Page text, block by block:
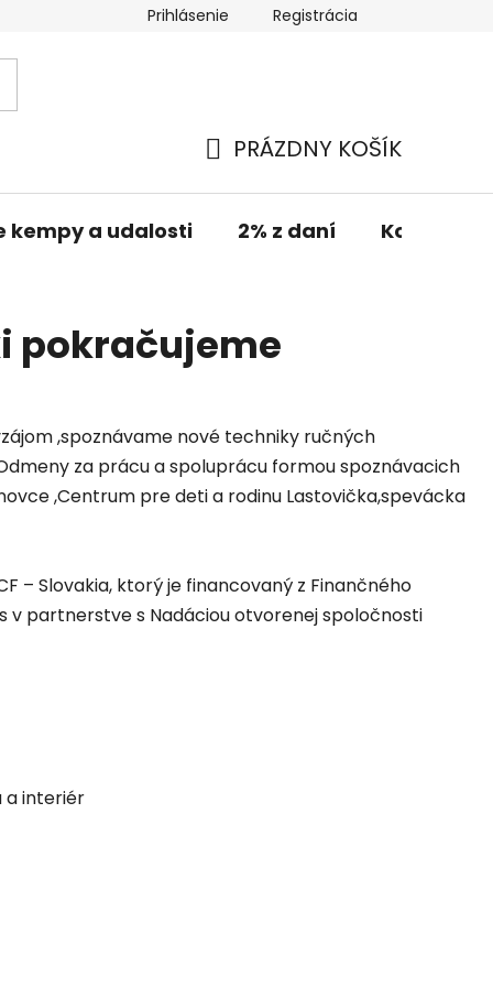
Prihlásenie Registrácia
KOŠÍK
PRÁZDNY KOŠÍK
kempy a udalosti 2% z daní Kontakt
pokračujeme
,spoznávame nové techniky ručných
za prácu a spoluprácu formou spoznávacich
,Centrum pre deti a rodinu Lastovička,spevácka
– Slovakia, ktorý je financovaný z Finančného
v partnerstve s Nadáciou otvorenej spoločnosti